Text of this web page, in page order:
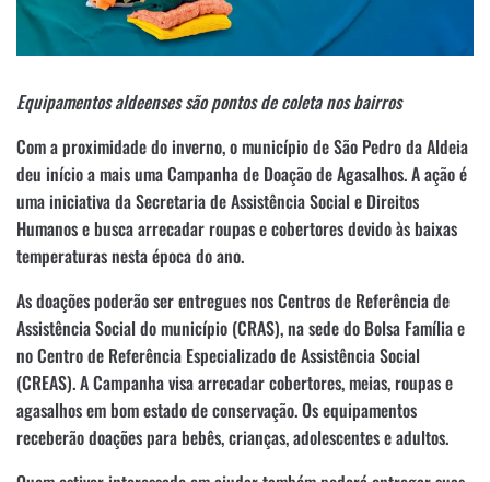
Equipamentos aldeenses são pontos de coleta nos bairros
Com a proximidade do inverno, o município de São Pedro da Aldeia
deu início a mais uma Campanha de Doação de Agasalhos. A ação é
uma iniciativa da Secretaria de Assistência Social e Direitos
Humanos e busca arrecadar roupas e cobertores devido às baixas
temperaturas nesta época do ano.
As doações poderão ser entregues nos Centros de Referência de
Assistência Social do município (CRAS), na sede do Bolsa Família e
no Centro de Referência Especializado de Assistência Social
(CREAS). A Campanha visa arrecadar cobertores, meias, roupas e
agasalhos em bom estado de conservação. Os equipamentos
receberão doações para bebês, crianças, adolescentes e adultos.